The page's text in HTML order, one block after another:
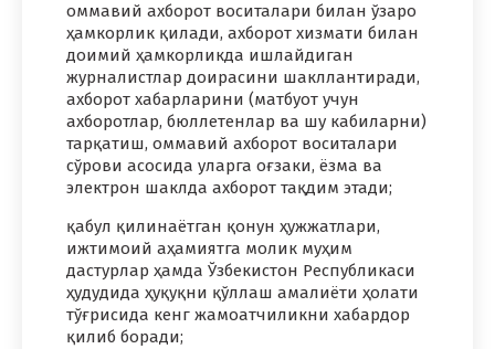
оммавий ахборот воситалари билан ўзаро
ҳамкорлик қилади, ахборот хизмати билан
доимий ҳамкорликда ишлайдиган
журналистлар доирасини шакллантиради,
ахборот хабарларини (матбуот учун
ахборотлар, бюллетенлар ва шу кабиларни)
тарқатиш, оммавий ахборот воситалари
сўрови асосида уларга оғзаки, ёзма ва
электрон шаклда ахборот тақдим этади;
қабул қилинаётган қонун ҳужжатлари,
ижтимоий аҳамиятга молик муҳим
дастурлар ҳамда Ўзбекистон Республикаси
ҳудудида ҳуқуқни қўллаш амалиёти ҳолати
тўғрисида кенг жамоатчиликни хабардор
қилиб боради;